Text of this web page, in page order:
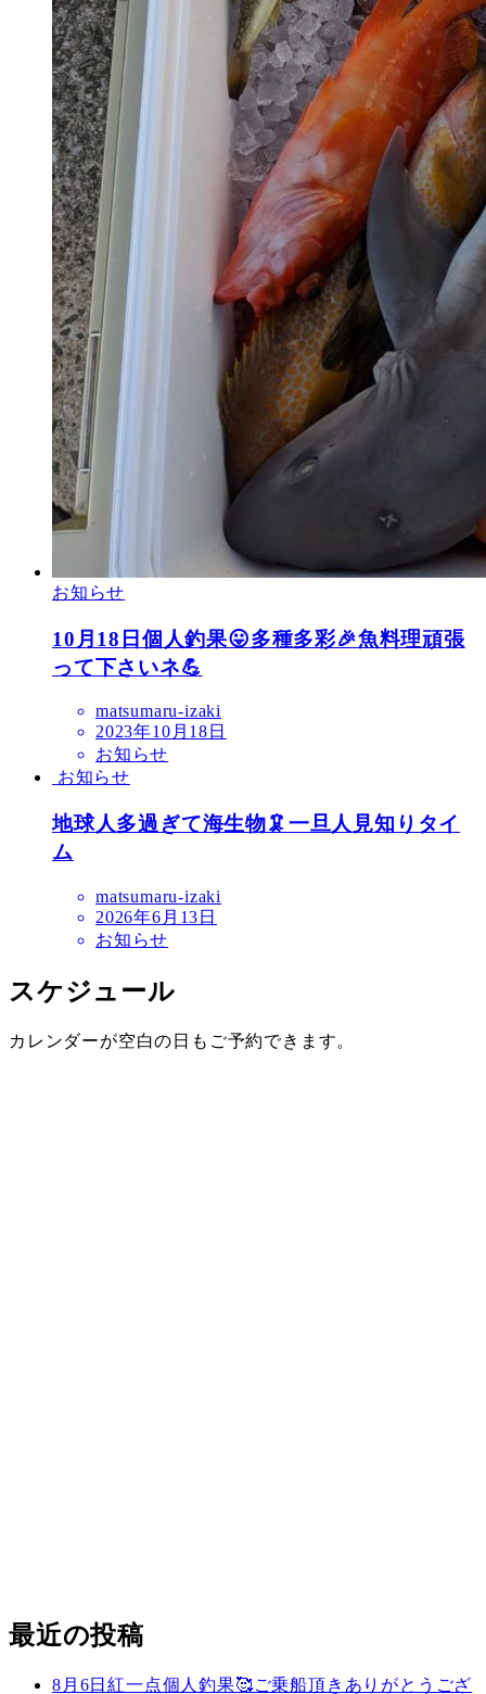
お知らせ
10月18日個人釣果😛多種多彩🎉魚料理頑張
って下さいネ💪
matsumaru-izaki
2023年10月18日
お知らせ
お知らせ
地球人多過ぎて海生物🦑一旦人見知りタイ
ム
matsumaru-izaki
2026年6月13日
お知らせ
スケジュール
カレンダーが空白の日もご予約できます。
最近の投稿
8月6日紅一点個人釣果🥰ご乗船頂きありがとうござ